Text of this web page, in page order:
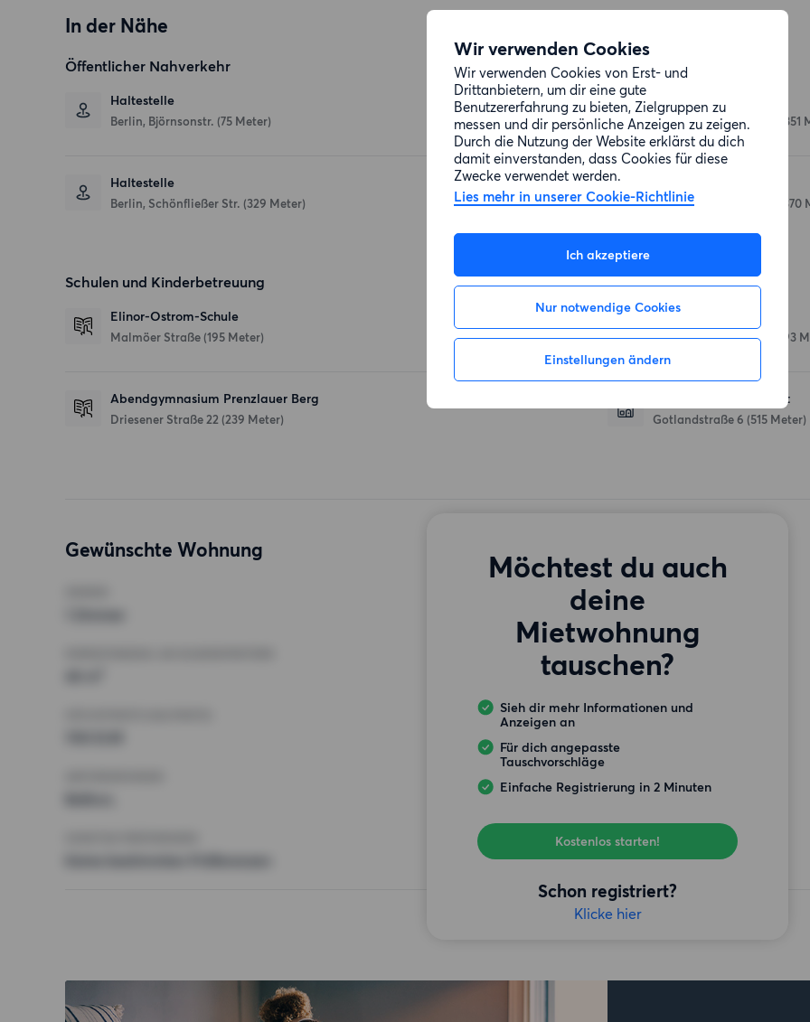
Wir verwenden Cookies
Wir verwenden Cookies von Erst- und
Drittanbietern, um dir eine gute
Benutzererfahrung zu bieten, Zielgruppen zu
messen und dir persönliche Anzeigen zu zeigen.
Durch die Nutzung der Website erklärst du dich
damit einverstanden, dass Cookies für diese
Zwecke verwendet werden.
Lies mehr in unserer Cookie-Richtlinie
Ich akzeptiere
Nur notwendige Cookies
Einstellungen ändern
In der Nähe
Öffentlicher Nahverkehr
Haltestelle
Berlin, Björnsonstr. (75 Meter)
Haltestelle
Berlin, Schönfließer Str. (329 Meter)
Restaurants
La lupa e l’orso
Schönfließer Straße 14 (351
Schönfließer Straße 15 (370
Schulen und Kinderbetreuung
Elinor-Ostrom-Schule
Malmöer Straße (195 Meter)
Abendgymnasium Prenzlauer Berg
Driesener Straße 22 (239 Meter)
Einkaufsmöglichkeiten
Lidl
Finnländische Straße (193
Netto Marken-Discount
Gotlandstraße 6 (515 Meter)
Gewünschte Wohnung
Möchtest du auch
deine
Mietwohnung
tauschen?
Sieh dir mehr Informationen und
Anzeigen an
Für dich angepasste
Tauschvorschläge
Einfache Registrierung in 2 Minuten
Kostenlos starten!
Schon registriert?
Klicke hier